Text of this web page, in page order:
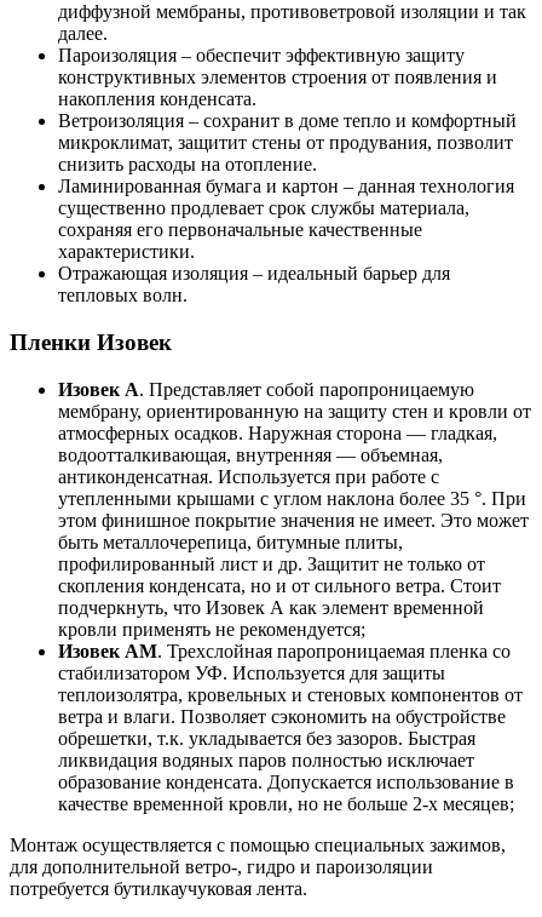
диффузной мембраны, противоветровой изоляции и так
далее.
Пароизоляция – обеспечит эффективную защиту
конструктивных элементов строения от появления и
накопления конденсата.
Ветроизоляция – сохранит в доме тепло и комфортный
микроклимат, защитит стены от продувания, позволит
снизить расходы на отопление.
Ламинированная бумага и картон – данная технология
существенно продлевает срок службы материала,
сохраняя его первоначальные качественные
характеристики.
Отражающая изоляция – идеальный барьер для
тепловых волн.
Пленки Изовек
Изовек А. Представляет собой паропроницаемую
мембрану, ориентированную на защиту стен и кровли от
атмосферных осадков. Наружная сторона — гладкая,
водоотталкивающая, внутренняя — объемная,
антиконденсатная. Используется при работе с
утепленными крышами с углом наклона более 35 °. При
этом финишное покрытие значения не имеет. Это может
быть металлочерепица, битумные плиты,
профилированный лист и др. Защитит не только от
скопления конденсата, но и от сильного ветра. Стоит
подчеркнуть, что Изовек А как элемент временной
кровли применять не рекомендуется;
Изовек АМ. Трехслойная паропроницаемая пленка со
стабилизатором УФ. Используется для защиты
теплоизолятра, кровельных и стеновых компонентов от
ветра и влаги. Позволяет сэкономить на обустройстве
обрешетки, т.к. укладывается без зазоров. Быстрая
ликвидация водяных паров полностью исключает
образование конденсата. Допускается использование в
качестве временной кровли, но не больше 2-х месяцев;
Монтаж осуществляется с помощью специальных зажимов,
для дополнительной ветро-, гидро и пароизоляции
потребуется бутилкаучуковая лента.